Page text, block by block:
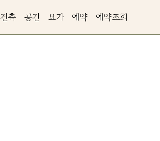
건축 공간 요가 예약 예약조회